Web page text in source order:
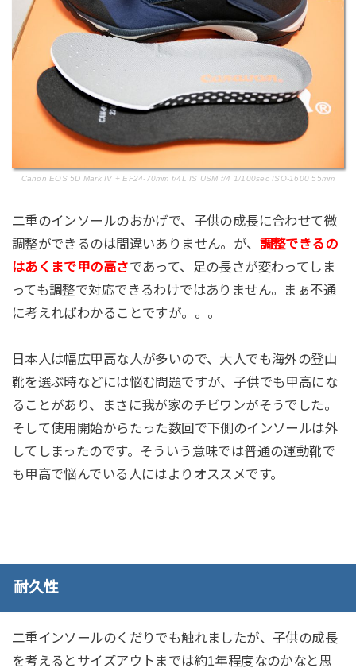
Canon EOS 5D Mark IV + EF24-70mm f/4L IS USM f/4 1/100sec ISO-1600 55mm
二重のインソールのおかげで、子供の成長に合わせて微
調整ができるのは間違いありません。が、 調整できるの
はあくまで甲の高さであって、足の長さが変わってしま
っても調整で対応できるわけではありません。まぁ不通
に考えればわかることですが。。。
日本人は幅広甲高な人が多いので、大人でも海外の登山
靴を選ぶ時などには悩む問題ですが、子供でも甲高にな
ることがあり、まさに我が家のチビワンがそうでした。
そして使用開始からたった数回で下側のインソールは外
してしまったのです。そういう意味では普通の運動靴で
も甲高で悩んでいる人にはよりオススメです。
耐久性
二重インソールのくだりでも触れましたが、子供の成長
を考えるとサイズアウトまでは約1年程度なのかなと思